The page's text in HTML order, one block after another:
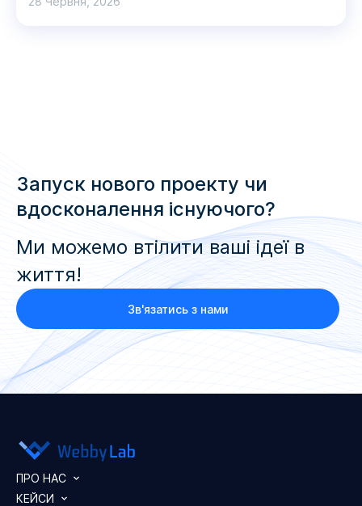
Запуск нового проекту чи
вдосконалення існуючого?
Ми можемо втілити ваші ідеї в
життя!
Зв'язатись з нами
ПРО НАС
КЕЙСИ